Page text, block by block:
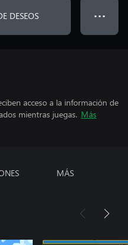
DESEOS ● ● ●
acceso a la información de
mientras juegas. Más
MÁS